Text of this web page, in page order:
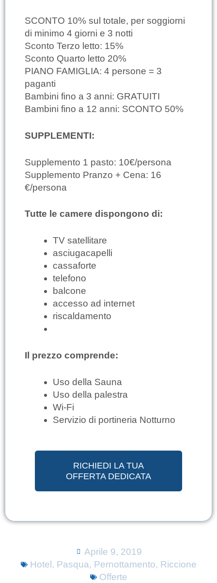
SCONTO 10% sul totale, per soggiorni
di minimo 4 giorni e 3 notti
Sconto Terzo letto: 15%
Sconto Quarto letto 20%
PIANO FAMIGLIA: 4 persone = 3
paganti
Bambini fino a 3 anni: GRATUITI
Bambini fino a 12 anni: SCONTO 50%
SUPPLEMENTI:
Supplemento 1 pasto: 10€/persona
Supplemento Pranzo + Cena: 16
€/persona
Tutte le camere dispongono di:
TV satellitare
asciugacapelli
cassaforte
telefono
balcone
accesso ad internet
riscaldamento
Il prezzo comprende:
Uso della Sauna
Uso della palestra
Wi-Fi
Servizio di portineria Notturno
RICHIEDI LA TUA
OFFERTA DEDICATA
Aprile 9, 2019
Hotel, Pasqua, Pernottamento, Riccione
Offerte